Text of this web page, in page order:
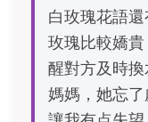
白玫瑰花語
玫瑰比較嬌
醒對方及時
媽媽，她忘